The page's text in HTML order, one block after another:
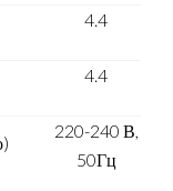
4.4
4.4
220-240 В,
50Гц